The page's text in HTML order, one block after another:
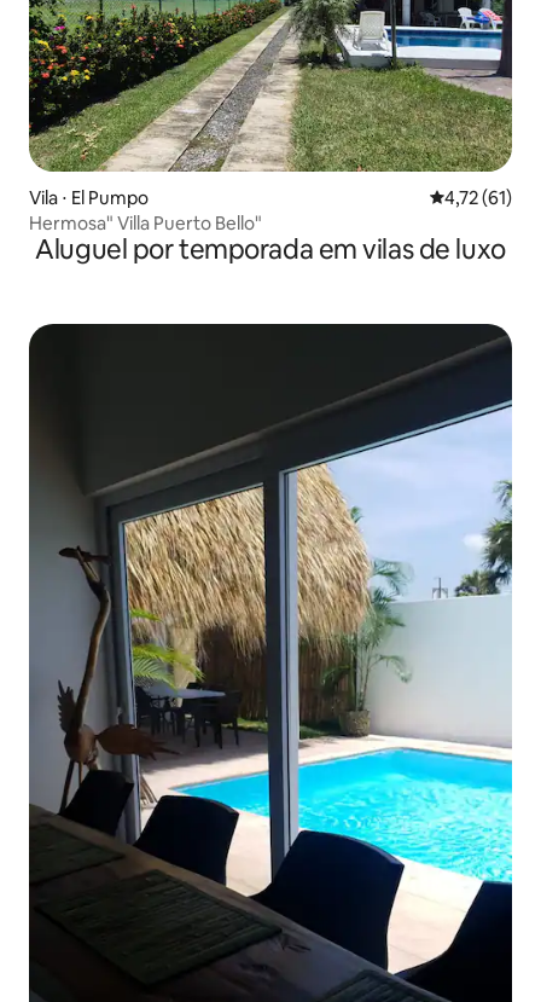
Vila ⋅ El Pumpo 4,72 de uma
4,72 (61)
Hermosa" Villa Puerto Bello"
Aluguel por temporada em vilas de luxo